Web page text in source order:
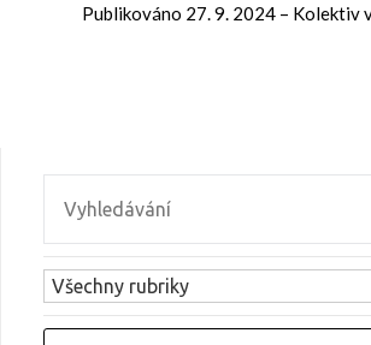
Publikováno 27. 9. 2024– Kolektiv